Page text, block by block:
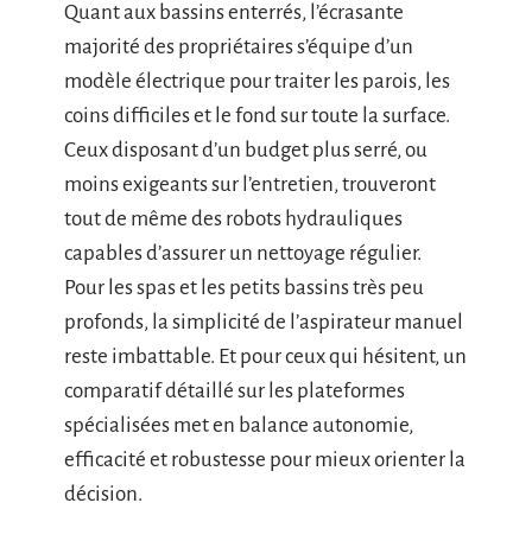
Quant aux bassins enterrés, l’écrasante
majorité des propriétaires s’équipe d’un
modèle électrique pour traiter les parois, les
coins difficiles et le fond sur toute la surface.
Ceux disposant d’un budget plus serré, ou
moins exigeants sur l’entretien, trouveront
tout de même des robots hydrauliques
capables d’assurer un nettoyage régulier.
Pour les spas et les petits bassins très peu
profonds, la simplicité de l’aspirateur manuel
reste imbattable. Et pour ceux qui hésitent, un
comparatif détaillé sur les plateformes
spécialisées met en balance autonomie,
efficacité et robustesse pour mieux orienter la
décision.